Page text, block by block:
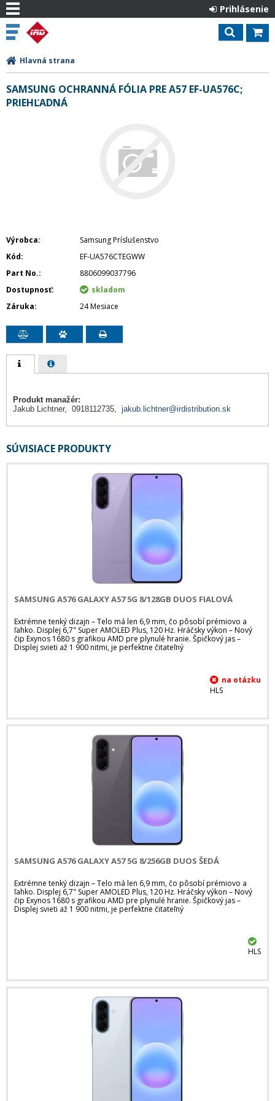
Prihlásenie
Hlavná strana
SAMSUNG OCHRANNÁ FÓLIA PRE A57 EF-UA576C;
PRIEHĽADNÁ
Výrobca
Samsung Príslušenstvo
Kód
EF-UA576CTEGWW
Part No.
8806099037796
Dostupnosť
skladom
Záruka
24 Mesiace
Produkt manažér:
Jakub Lichtner, 0918112735, jakub.lichtner@irdistribution.sk
SÚVISIACE PRODUKTY
SAMSUNG A576 GALAXY A57 5G 8/128GB DUOS FIALOVÁ
Extrémne tenký dizajn – Telo má len 6,9 mm, čo pôsobí prémiovo a
ľahko. Displej 6,7" Super AMOLED Plus, 120 Hz. Hráčsky výkon – Nový
čip Exynos 1680 s grafikou AMD pre plynulé hranie. Špičkový jas –
Displej svieti až 1 900 nitmi, je perfektne čitateľný
HLS
SAMSUNG A576 GALAXY A57 5G 8/256GB DUOS ŠEDÁ
Extrémne tenký dizajn – Telo má len 6,9 mm, čo pôsobí prémiovo a
ľahko. Displej 6,7" Super AMOLED Plus, 120 Hz. Hráčsky výkon – Nový
čip Exynos 1680 s grafikou AMD pre plynulé hranie. Špičkový jas –
Displej svieti až 1 900 nitmi, je perfektne čitateľný
HLS